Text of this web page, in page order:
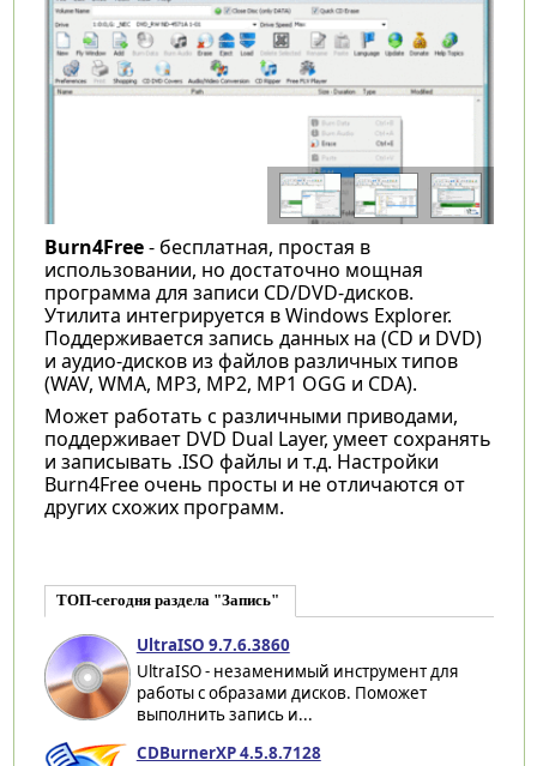
Burn4Free- бесплатная, простая в
использовании, но достаточно мощная
программа для записи CD/DVD-дисков.
Утилита интегрируется в Windows Explorer.
Поддерживается запись данных на (CD и DVD)
и аудио-дисков из файлов различных типов
(WAV, WMA, MP3, MP2, MP1 OGG и CDA).
Может работать с различными приводами,
поддерживает DVD Dual Layer, умеет сохранять
и записывать .ISO файлы и т.д. Настройки
Burn4Free очень просты и не отличаются от
других схожих программ.
ТОП-сегодня раздела "Запись"
UltraISO 9.7.6.3860
UltraISO - незаменимый инструмент для
работы с образами дисков. Поможет
выполнить запись и...
CDBurnerXP 4.5.8.7128